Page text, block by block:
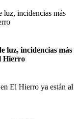
luz, incidencias más
Hierro